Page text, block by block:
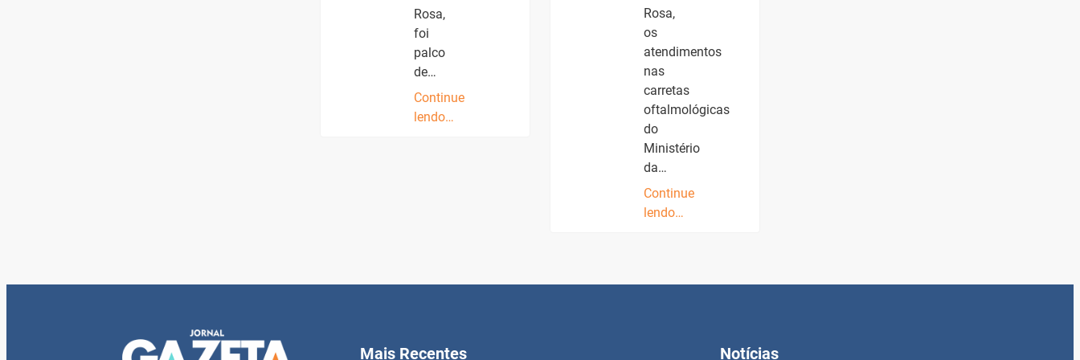
Rosa,
foi
palco
de…
Continue
lendo…
Rosa,
os
atendimentos
nas
carretas
oftalmológicas
do
Ministério
da…
Continue
lendo…
Mais Recentes Notícias